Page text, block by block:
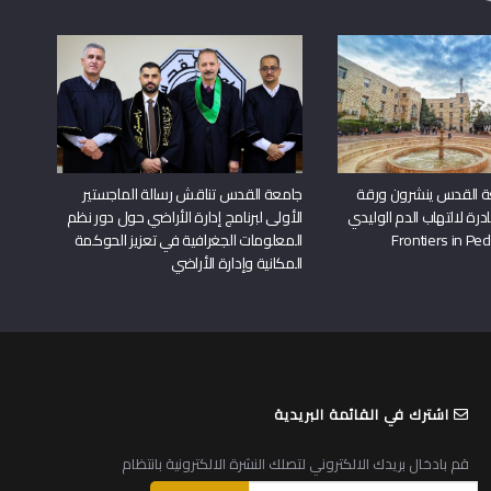
القدس ينشرون ورقة
لالتهاب الدم الوليدي
جامعة القدس تناقش رسالة الماجستير
الأولى لبرنامج إدارة الأراضي حول دور نظم
المعلومات الجغرافية في تعزيز الحوكمة
المكانية وإدارة الأراضي
اشترك في القائمة البريدية
قم بادخال بريدك الالكتروني لتصلك النشرة الالكترونية بانتظام